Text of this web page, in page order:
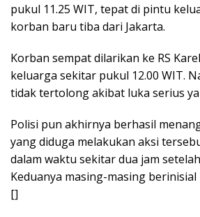
pukul 11.25 WIT, tepat di pintu
korban baru tiba dari Jakarta.
Korban sempat dilarikan ke RS
keluarga sekitar pukul 12.00 WIT.
tidak tertolong akibat luka serius
Polisi pun akhirnya berhasil
yang diduga melakukan aksi
dalam waktu sekitar dua jam
Keduanya masing-masing berinisial
[]